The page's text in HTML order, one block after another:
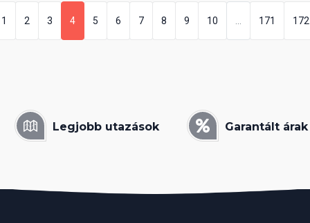
1 2 3 4 5 6 7 8 9 10 ... 171 172
Legjobb utazások Garantált árak